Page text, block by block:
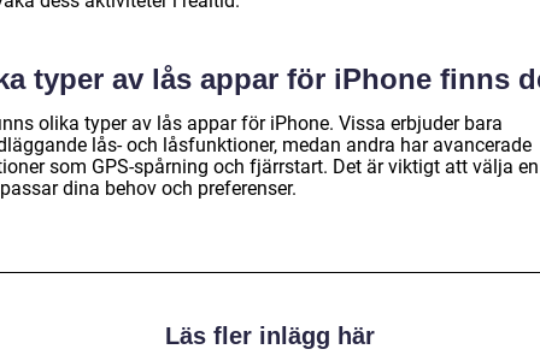
typer av lås appar för iPhone finns
olika typer av lås appar för iPhone. Vissa erbjuder bara
lås- och låsfunktioner, medan andra har avancerade
som GPS-spårning och fjärrstart. Det är viktigt att välja
dina behov och preferenser.
Läs fler inlägg här